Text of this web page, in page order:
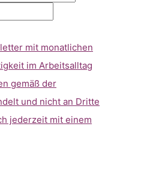
mit monatlichen
im Arbeitsalltag
gemäß der
und nicht an Dritte
jederzeit mit einem